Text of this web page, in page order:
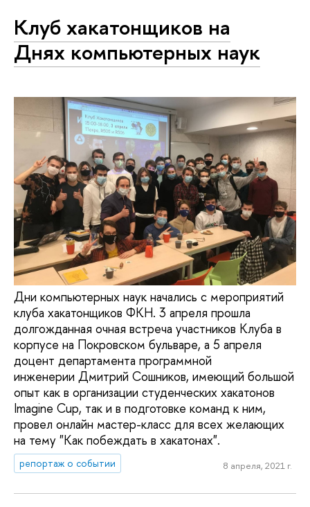
Клуб хакатонщиков на
Днях компьютерных наук
Дни компьютерных наук начались с мероприятий
клуба хакатонщиков ФКН. 3 апреля прошла
долгожданная очная встреча участников Клуба в
корпусе на Покровском бульваре, а 5 апреля
доцент департамента программной
инженерии Дмитрий Сошников, имеющий большой
опыт как в организации студенческих хакатонов
Imagine Cup, так и в подготовке команд к ним,
провел онлайн мастер-класс для всех желающих
на тему "Как побеждать в хакатонах".
репортаж о событии 8 апреля, 2021 г.